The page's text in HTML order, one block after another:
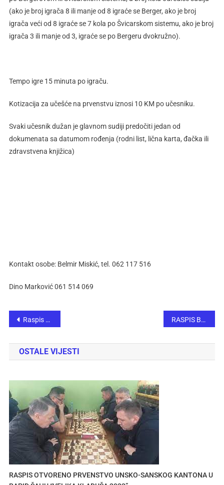
(ako je broj igrača 8 ili manje od 8 igraće se Berger, ako je broj
igrača veći od 8 igraće se 7 kola po Švicarskom sistemu, ako je broj
igrača 3 ili manje od 3, igraće se po Bergeru dvokružno).
Tempo igre 15 minuta po igraču.
Kotizacija za učešće na prvenstvu iznosi 10 KM po učesniku.
Svaki učesnik dužan je glavnom sudiji predočiti jedan od
dokumenata sa datumom rođenja (rodni list, lična karta, đačka ili
zdravstvena knjižica)
Kontakt osobe: Belmir Miskić, tel. 062 117 516
Dino Marković 061 514 069
Raspis Tradicionalno šahovskog turnira povodom Bajrama, Zenica RASPIS Bajramski šahovski turnir u Bugojnu
OSTALE VIJESTI
RASPIS OTVORENO PRVENSTVO UNSKO-SANSKOG KANTONA U